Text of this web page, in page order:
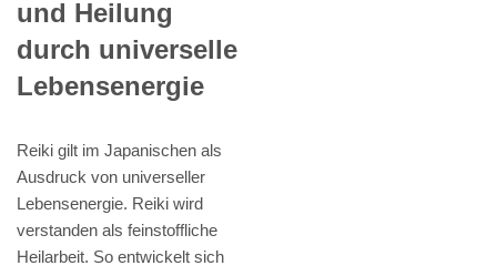
und Heilung
durch universelle
Lebensenergie
Reiki gilt im Japanischen als
Ausdruck von universeller
Lebensenergie. Reiki wird
verstanden als feinstoffliche
Heilarbeit. So entwickelt sich